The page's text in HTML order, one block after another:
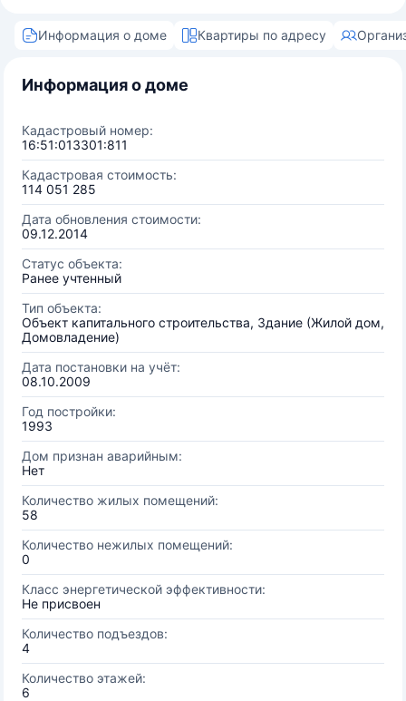
Информация о доме Квартиры по адресу
Информация о доме
Кадастровый номер:
16:51:013301:811
Кадастровая стоимость:
114 051 285
Дата обновления стоимости:
09.12.2014
Статус объекта:
Ранее учтенный
Тип объекта:
Объект капитального строительства, Здание (Жилой дом,
Домовладение)
Дата постановки на учёт:
08.10.2009
Год постройки:
1993
Дом признан аварийным:
Нет
Количество жилых помещений:
58
Количество нежилых помещений:
0
Класс энергетической эффективности:
Не присвоен
Количество подъездов:
4
Количество этажей:
6